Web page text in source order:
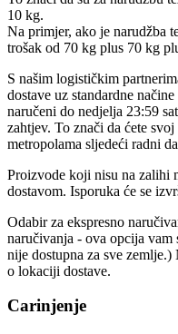
10 kg.
Na primjer, ako je narudžba
trošak od 70 kg plus 70 kg
S našim logističkim
dostave uz standardne
naručeni do nedjelja 23:59
zahtjev. To znači da ćete
metropolama sljedeći radni
Proizvode koji nisu na zalihi
dostavom. Isporuka će se
Odabir za ekspresno
naručivanja - ova opcija vam
nije dostupna za sve zemlje.)
o lokaciji dostave.
Carinjenje